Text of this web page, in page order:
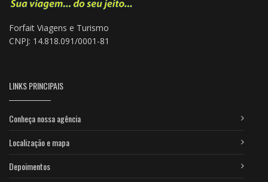
Forfait Viagens e Turismo
CNPJ: 14.818.091/0001-81
LINKS PRINCIPAIS
Conheça nossa agência
Localização e mapa
Depoimentos